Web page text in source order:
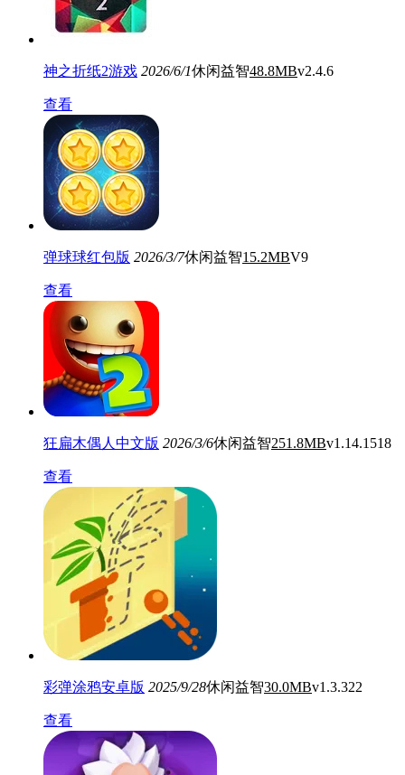
神之折纸2游戏 2026/6/1休闲益智48.8MBv2.4.6
查看
弹球球红包版 2026/3/7休闲益智15.2MBV9
查看
狂扁木偶人中文版 2026/3/6休闲益智251.8MBv1.14.1518
查看
彩弹涂鸦安卓版 2025/9/28休闲益智30.0MBv1.3.322
查看